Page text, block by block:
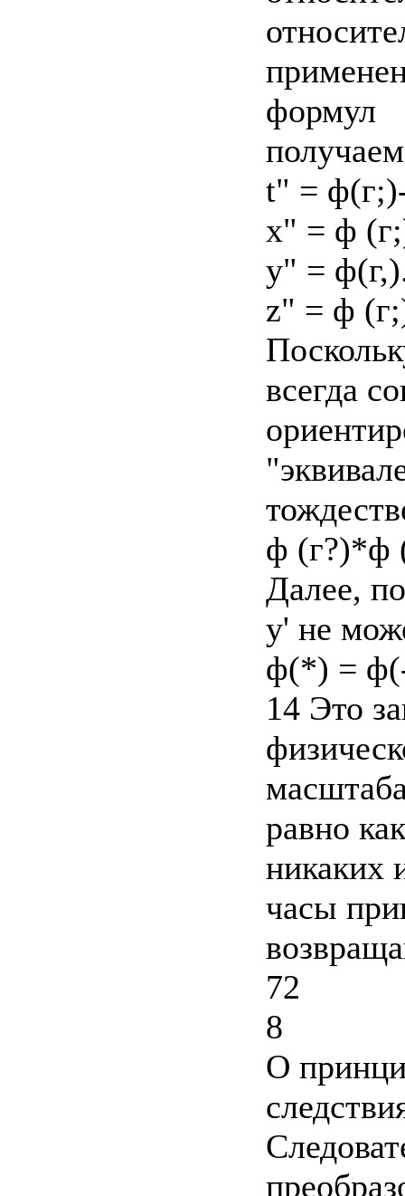
формул
получаем
t" =
х" = ф
у" =
z" = ф
всегда
ф (г?)*ф
Далее,
у' не
ф(*) =
14 Это
равно
никаких
часы
72
8
О